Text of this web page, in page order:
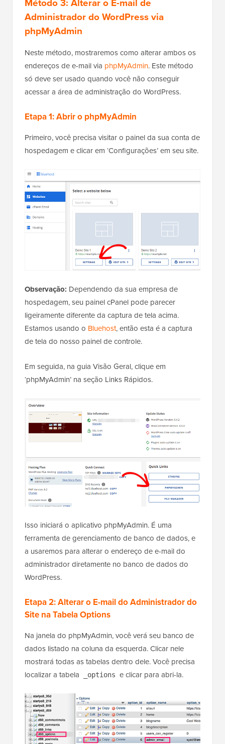
Método 3: Alterar o E-mail de
Administrador do WordPress via
phpMyAdmin
Neste método, mostraremos como alterar ambos os
endereços de e-mail via phpMyAdmin. Este método
só deve ser usado quando você não conseguir
acessar a área de administração do WordPress.
Etapa 1: Abrir o phpMyAdmin
Primeiro, você precisa visitar o painel da sua conta de
hospedagem e clicar em ‘Configurações’ em seu site.
Observação: Dependendo da sua empresa de
hospedagem, seu painel cPanel pode parecer
ligeiramente diferente da captura de tela acima.
Estamos usando o Bluehost, então esta é a captura
de tela do nosso painel de controle.
Em seguida, na guia Visão Geral, clique em
‘phpMyAdmin’ na seção Links Rápidos.
Isso iniciará o aplicativo phpMyAdmin. É uma
ferramenta de gerenciamento de banco de dados, e
a usaremos para alterar o endereço de e-mail do
administrador diretamente no banco de dados do
WordPress.
Etapa 2: Alterar o E-mail do Administrador do
Site na Tabela Options
Na janela do phpMyAdmin, você verá seu banco de
dados listado na coluna da esquerda. Clicar nele
mostrará todas as tabelas dentro dele. Você precisa
localizar a tabela
_options e clicar para abri-la.